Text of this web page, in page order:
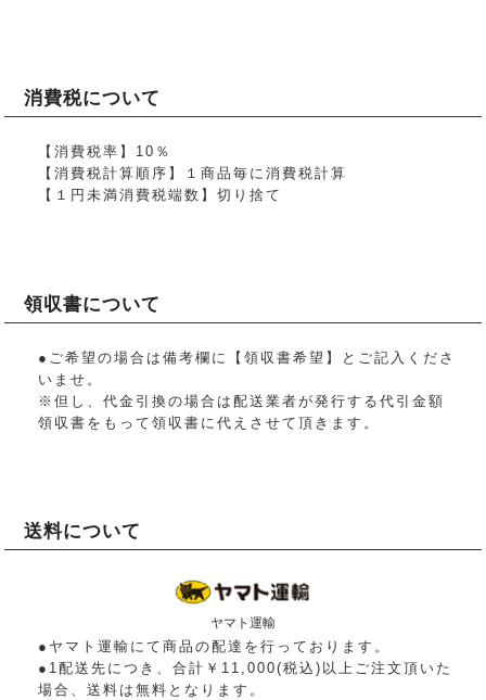
消費税について
【消費税率】10％
【消費税計算順序】１商品毎に消費税計算
【１円未満消費税端数】切り捨て
領収書について
●ご希望の場合は備考欄に【領収書希望】とご記入くださ
いませ。
※但し、代金引換の場合は配送業者が発行する代引金額
領収書をもって領収書に代えさせて頂きます。
送料について
ヤマト運輸
●ヤマト運輸にて商品の配達を行っております。
●1配送先につき、合計￥11,000(税込)以上ご注文頂いた
場合、送料は無料となります。